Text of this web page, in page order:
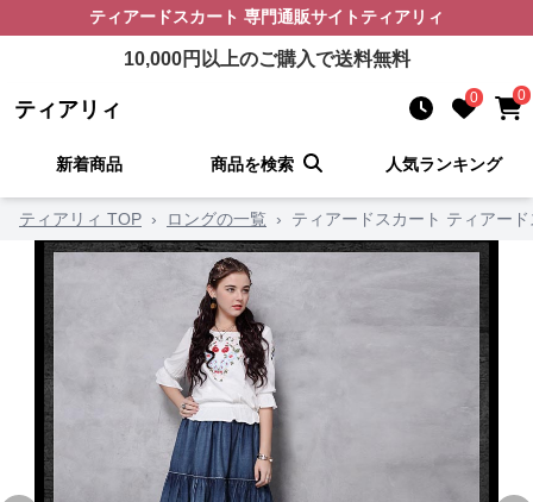
ティアードスカート 専門通販サイト ティアリィ
10,000円以上のご購入で送料無料
ティアリィ 0 0
新着商品 商品を検索 人気ランキング
ティアリィ TOP › ロングの一覧 › ティアードスカート ティアー